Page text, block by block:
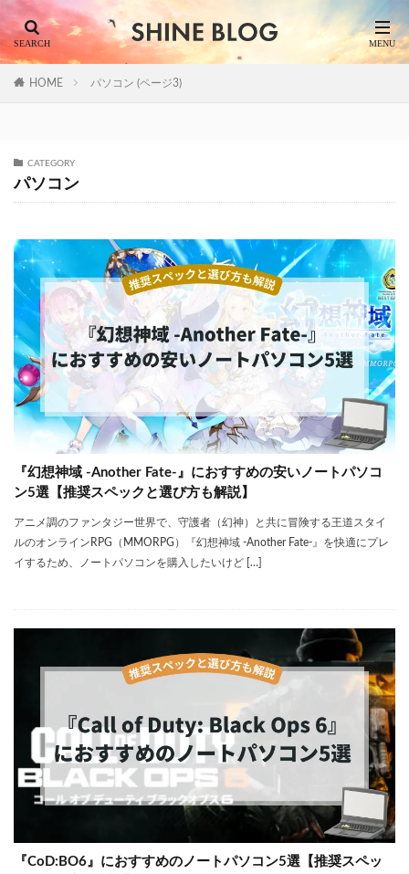
HOME パソコン (ページ3)
CATEGORY
パソコン
『幻想神域 -Another Fate-』におすすめの安いノートパソコ
ン5選【推奨スペックと選び方も解説】
アニメ調のファンタジー世界で、守護者（幻神）と共に冒険する王道スタイ
ルのオンラインRPG（MMORPG）『幻想神域 -Another Fate-』を快適にプレ
イするため、ノートパソコンを購入したいけど […]
『CoD:BO6』におすすめのノートパソコン5選【推奨スペッ